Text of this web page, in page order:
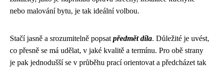
nebo malování bytu, je tak ideální volbou.
Stačí jasně a srozumitelně popsat předmět díla. Důležité je uvést,
co přesně se má udělat, v jaké kvalitě a termínu. Pro obě strany
je pak jednodušší se v průběhu prací orientovat a předcházet tak